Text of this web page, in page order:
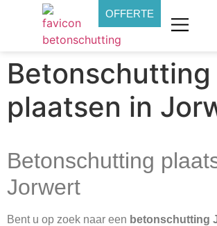
OFFERTE
Betonschutting
plaatsen in
Betonschutting
Jorwert
Bent u op zoek naar een betonschutting